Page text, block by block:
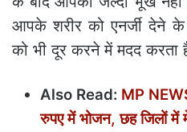
आपके शरीर को एनर्जी देने
को भी दूर करने में मदद करता
Also Read: MP
रुपए में भोजन, छह जिलों